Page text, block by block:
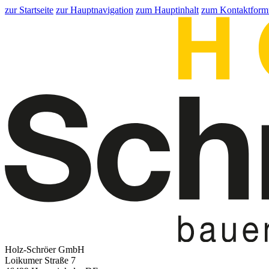
zur Startseite zur Hauptnavigation zum Hauptinhalt zum
Holz-Schröer GmbH
Loikumer Straße 7